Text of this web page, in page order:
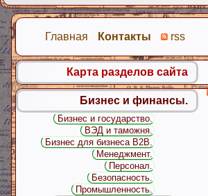
Главная Контакты rss
Карта разделов сайта
Бизнес и финансы.
Бизнес и государство.
ВЭД и таможня.
Бизнес для бизнеса B2B.
Менеджмент.
Персонал.
Безопасность.
Промышленность.